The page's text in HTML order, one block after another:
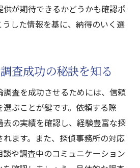
ておくべき不倫調査のメリッ
用するための法的アドバイス
が期待できるかどうかも確認ポ
した情報を基に、納得のいく選
査成功の秘訣を知る
査を成功させるためには、信頼
ぶことが鍵です。依頼する際
の実績を確認し、経験豊富な探
ます。また、探偵事務所の対応
や調査中のコミュニケーション